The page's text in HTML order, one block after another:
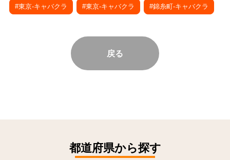
#東京-キャバクラ #東京-キャバクラ #錦糸町-キャバクラ
戻る
都道府県から探す